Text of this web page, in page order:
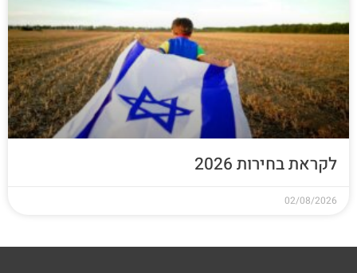
לקראת בחירות 2026
02/08/2026